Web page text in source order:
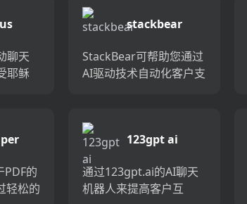
道
务成本降低多达80％，
同时将销售额提高高达
聊天
耶稣
种
stackbear
StackBear可帮助您通过
AI驱动技术自动化客户支
量身定制的个性化的，
Chatgpt风格的聊天机器
人。快速...
PDF的
轻松的
123gpt ai
通过123gpt.ai的AI聊天
机器人来提高客户互